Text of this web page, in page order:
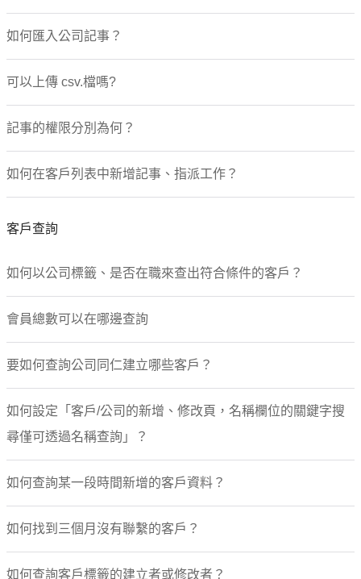
如何匯入公司記事？
可以上傳 csv.檔嗎?
記事的權限分別為何？
如何在客戶列表中新增記事、指派工作？
客戶查詢
如何以公司標籤、是否在職來查出符合條件的客戶？
會員總數可以在哪邊查詢
要如何查詢公司同仁建立哪些客戶？
如何設定「客戶/公司的新增、修改頁，名稱欄位的關鍵字搜
尋僅可透過名稱查詢」？
如何查詢某一段時間新增的客戶資料？
如何找到三個月沒有聯繫的客戶？
如何查詢客戶標籤的建立者或修改者？